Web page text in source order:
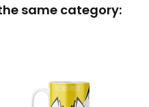
same category: